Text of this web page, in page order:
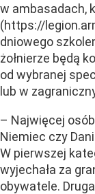
w ambasadach,
(https://
dniowego
żołnierze będą
od wybranej
lub w
– Najwięcej
Niemiec czy
W pierwszej
wyjechała za
obywatele.